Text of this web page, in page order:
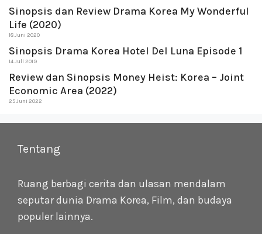
Sinopsis dan Review Drama Korea My Wonderful
Life (2020)
18 Juni 2020
Sinopsis Drama Korea Hotel Del Luna Episode 1
14 Juli 2019
Review dan Sinopsis Money Heist: Korea – Joint
Economic Area (2022)
25 Juni 2022
Tentang
Ruang berbagi cerita dan ulasan mendalam
seputar dunia Drama Korea, Film, dan budaya
populer lainnya.